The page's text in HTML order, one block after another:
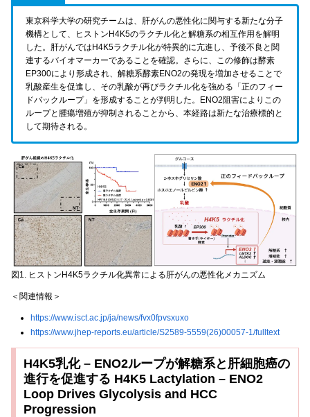
東京科学大学の研究チームは、肝がんの悪性化に関与する新たな分子
機構として、ヒストンH4K5のラクチル化と解糖系の相互作用を解明
した。肝がんではH4K5ラクチル化が特異的に亢進し、予後不良と関
連するバイオマーカーであることを確認。さらに、この修飾は酵素
EP300により形成され、解糖系酵素ENO2の発現を増加させることで
乳酸産生を促進し、その乳酸が再びラクチル化を強める「正のフィー
ドバックループ」を形成することが判明した。ENO2阻害によりこの
ループと腫瘍増殖が抑制されることから、本経路は新たな治療標的と
して期待される。
図1. ヒストンH4K5ラクチル化異常による肝がんの悪性化メカニズム
＜関連情報＞
https://www.isct.ac.jp/ja/news/fvx0fpvsxuxo
https://www.jhep-reports.eu/article/S2589-5559(26)00057-1/fulltext
H4K5乳化 – ENO2ループが解糖系と肝細胞癌の
進行を促進する H4K5 Lactylation – ENO2
Loop Drives Glycolysis and HCC
Progression